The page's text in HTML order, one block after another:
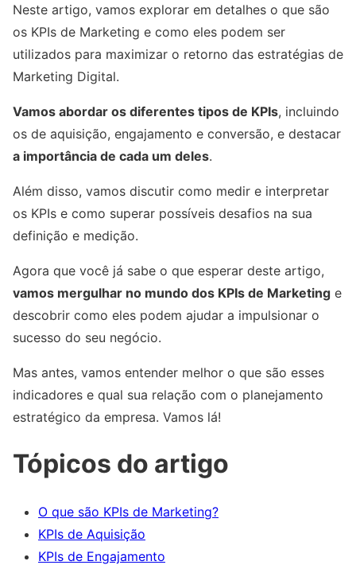
Neste artigo, vamos explorar em detalhes o que são
os KPIs de Marketing e como eles podem ser
utilizados para maximizar o retorno das estratégias de
Marketing Digital.
Vamos abordar os diferentes tipos de KPIs, incluindo
os de aquisição, engajamento e conversão, e destacar
a importância de cada um deles.
Além disso, vamos discutir como medir e interpretar
os KPIs e como superar possíveis desafios na sua
definição e medição.
Agora que você já sabe o que esperar deste artigo,
vamos mergulhar no mundo dos KPIs de Marketing e
descobrir como eles podem ajudar a impulsionar o
sucesso do seu negócio.
Mas antes, vamos entender melhor o que são esses
indicadores e qual sua relação com o planejamento
estratégico da empresa. Vamos lá!
Tópicos do artigo
O que são KPIs de Marketing?
KPIs de Aquisição
KPIs de Engajamento